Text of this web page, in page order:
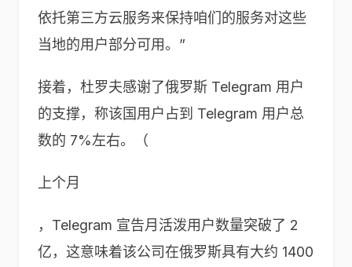
依托第三方云服务来保持咱们的服务对这些
当地的用户部分可用。”
接着，杜罗夫感谢了俄罗斯 Telegram 用户
的支撑，称该国用户占到 Telegram 用户总
数的 7%左右。（
上个月
，Telegram 宣告月活泼用户数量突破了 2
亿，这意味着该公司在俄罗斯具有大约 1400